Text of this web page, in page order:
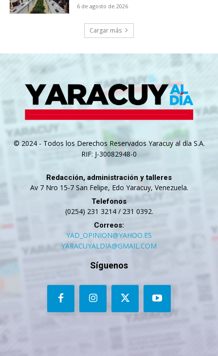
6 de agosto de 2026
Cargar más
© 2024 - Todos los Derechos Reservados Yaracuy al día S.A.
RIF: J-30082948-0
Redacción, administración y talleres
Av 7 Nro 15-7 San Felipe, Edo Yaracuy, Venezuela.
Telefonos
(0254) 231 3214 / 231 0392.
Correos:
YAD_OPINION@YAHOO.ES
YARACUYALDIA@GMAIL.COM
Síguenos